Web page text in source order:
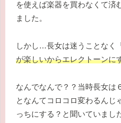
を使えば楽器を買わなくて済
ました。
しかし…長女は迷うことなく「
が楽しいからエレクトーンに
なんでなんで？？当時長女は
となんてコロコロ変わるん
っちにする？と聞いていまし